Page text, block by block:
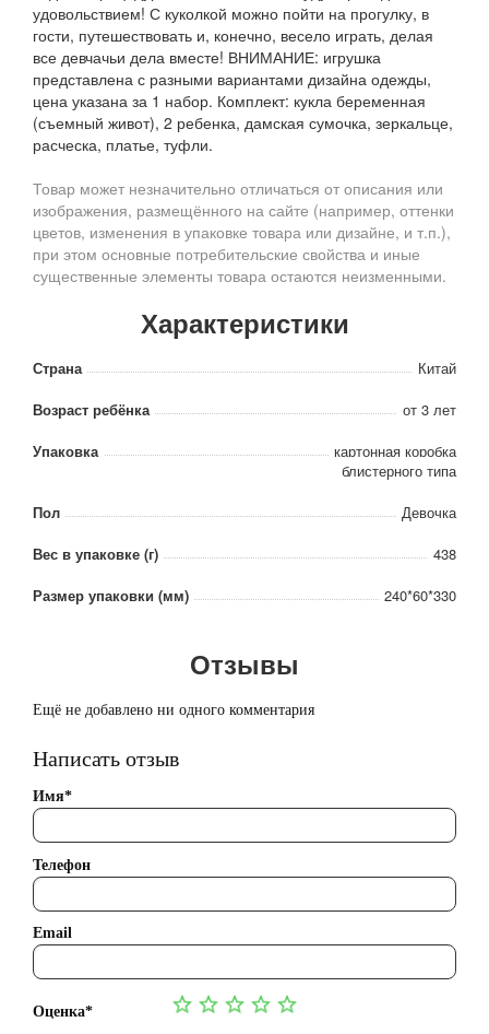
удовольствием! С куколкой можно пойти на прогулку, в
гости, путешествовать и, конечно, весело играть, делая
все девчачьи дела вместе! ВНИМАНИЕ: игрушка
представлена с разными вариантами дизайна одежды,
цена указана за 1 набор. Комплект: кукла беременная
(съемный живот), 2 ребенка, дамская сумочка, зеркальце,
расческа, платье, туфли.
Товар может незначительно отличаться от описания или
изображения, размещённого на сайте (например, оттенки
цветов, изменения в упаковке товара или дизайне, и т.п.),
при этом основные потребительские свойства и иные
существенные элементы товара остаются неизменными.
Характеристики
Страна
Китай
Возраст ребёнка
от 3 лет
Упаковка
картонная коробка
блистерного типа
Пол
Девочка
Вес в упаковке (г)
438
Размер упаковки (мм)
240*60*330
Отзывы
Ещё не добавлено ни одного комментария
Написать отзыв
Имя*
Телефон
Email
Оценка*